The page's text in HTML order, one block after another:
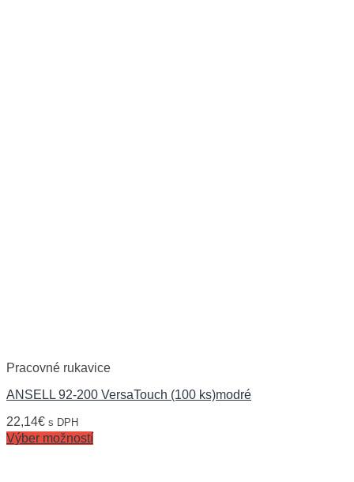
Pracovné rukavice
ANSELL 92-200 VersaTouch (100 ks)modré
22,14€ s DPH
Výber možností